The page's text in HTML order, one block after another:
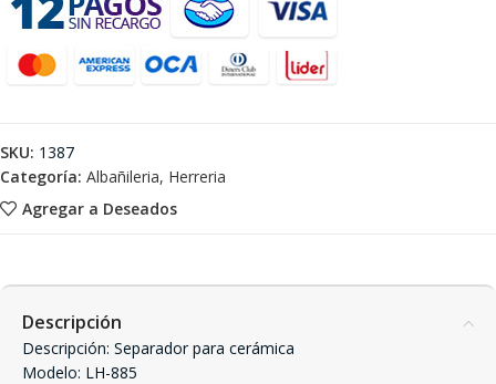
Agregar a Deseados
SKU: 1387
Categoría: Albañileria, Herreria
Descripción
Descripción: Separador para cerámica
Modelo: LH-885